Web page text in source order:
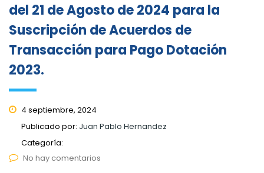
del 21 de Agosto de 2024 para la
Suscripción de Acuerdos de
Transacción para Pago Dotación
2023.
4 septiembre, 2024
Publicado por: Juan Pablo Hernandez
Categoría:
No hay comentarios